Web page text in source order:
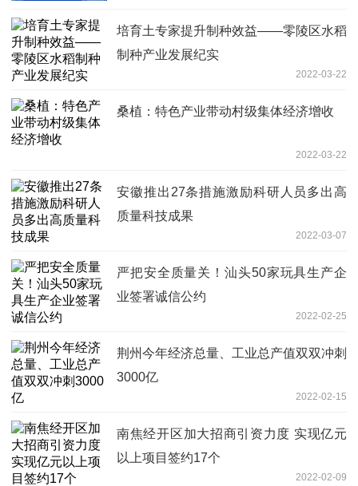
培育土专家提升制种效益——零陵区水稻
制种产业发展纪实
2022-03-22
桑植：特色产业带动村级集体经济增收
2022-03-22
安徽推出27条措施激励科研人员多出高
质量科技成果
2022-03-07
严把安全质量关！汕头50家玩具生产企
业签署诚信公约
2022-02-25
荆州今年经济总量、工业总产值双双冲刺
3000亿
2022-02-15
南焦经开区加大招商引资力度 实现亿元
以上项目签约17个
2022-02-09